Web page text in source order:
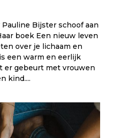
Bijster schoof aan
boek Een nieuw leven
over je lichaam en
een warm en eerlijk
er gebeurt met vrouwen
kind....